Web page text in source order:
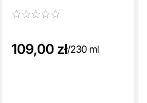
109,00 zł/230 ml